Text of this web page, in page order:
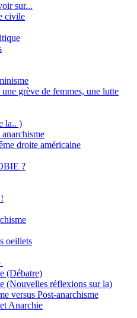
sur...
civile
grève de femmes, une lutte
la.. )
droite américaine
?
oeillets
(Débatre)
(Nouvelles réflexions sur la)
versus Post-anarchisme
Anarchie